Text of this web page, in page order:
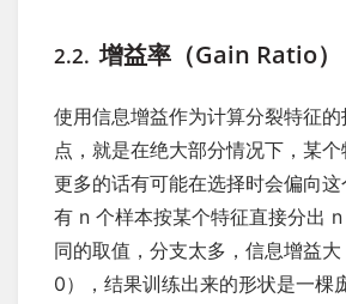
2.2. 增益率（Gain Ratio）
使用信息增益作为计算分裂特征
点，就是在绝大部分情况下，某
更多的话有可能在选择时会偏向
有 n 个样本按某个特征直接分出
同的取值，分支太多，信息增益
0），结果训练出来的形状是一棵